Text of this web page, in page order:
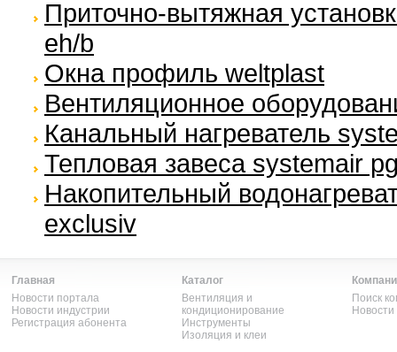
Приточно-вытяжная
eh/b
Окна профиль weltplast
Вентиляционное
Канальный нагреватель
Тепловая завеса systemair
Накопительный
exclusiv
Главная
Новости портала
Новости индустрии
Регистрация абонента
Каталог
Вентиляция и
кондиционирование
Инструменты
Изоляция и клеи
Поиск